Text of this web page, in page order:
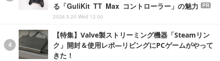
る「GuliKit TT Max コントローラー」の魅力
PR
2026.5.20 Wed 12:00
【特集】Valve製ストリーミング機器「Steamリン
ク」開封＆使用レポ―リビングにPCゲームがやって
きた！